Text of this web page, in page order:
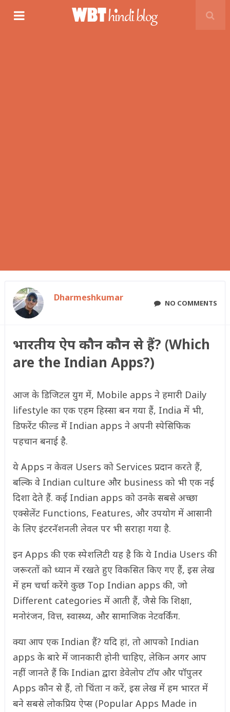
Dharmeshkumar NO COMMENTS
भारतीय ऐप कौन कौन से हैं? (Which
are the Indian Apps?)
आज के डिजिटल युग में, Mobile apps ने हमारी Daily
lifestyle का एक एहम हिस्सा बन गया हैं, India में भी,
डिफरेंट फील्ड में Indian apps ने अपनी स्पेसिफिक
पहचान बनाई है.
ये Apps न केवल Users को Services प्रदान करते हैं,
बल्कि वे Indian culture और business को भी एक नई
दिशा देते हैं. कई Indian apps को उनके सबसे अच्छा
एक्सेलेंट Functions, Features, और उपयोग में आसानी
के लिए इंटरनॅशनली लेवल पर भी सराहा गया है.
इन Apps की एक स्पेशलिटी यह है कि ये India Users की
जरूरतों को ध्यान में रखते हुए विकसित किए गए हैं, इस लेख
में हम चर्चा करेंगे कुछ Top Indian apps की, जो
Different categories में आती हैं, जैसे कि शिक्षा,
मनोरंजन, वित्त, स्वास्थ्य, और सामाजिक नेटवर्किंग.
क्या आप एक Indian हैं? यदि हां, तो आपको Indian
apps के बारे में जानकारी होनी चाहिए, लेकिन अगर आप
नहीं जानते हैं कि Indian द्वारा डेवेलोप टॉप और पॉपुलर
Apps कौन से हैं, तो चिंता न करें, इस लेख में हम भारत में
बने सबसे लोकप्रिय ऐप्स (Popular Apps Made in